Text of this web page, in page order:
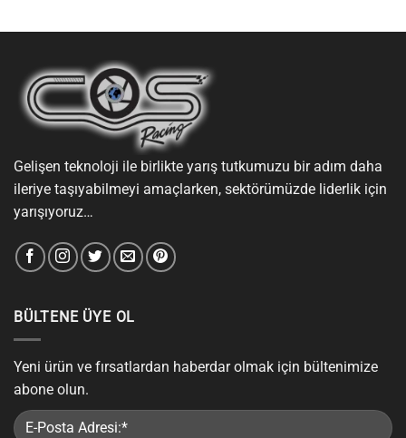
Gelişen teknoloji ile birlikte yarış tutkumuzu bir adım daha
ileriye taşıyabilmeyi amaçlarken, sektörümüzde liderlik için
yarışıyoruz…
BÜLTENE ÜYE OL
Yeni ürün ve fırsatlardan haberdar olmak için bültenimize
abone olun.